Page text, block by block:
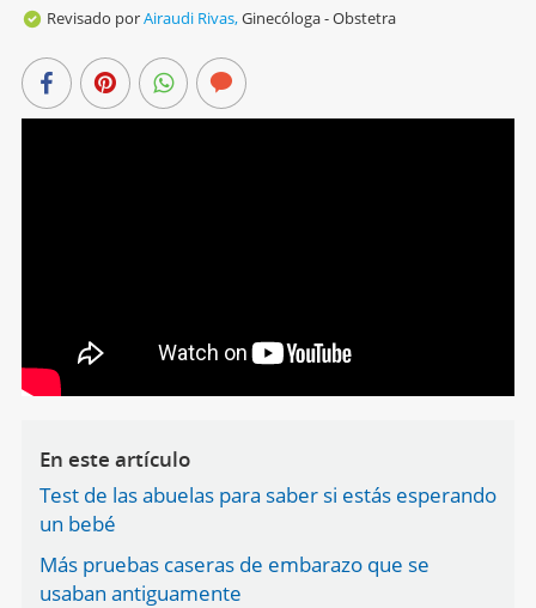
Revisado porAiraudi Rivas,Ginecóloga - Obstetra
En este artículo
Test de las abuelas para saber si estás esperando
un bebé
Más pruebas caseras de embarazo que se
usaban antiguamente